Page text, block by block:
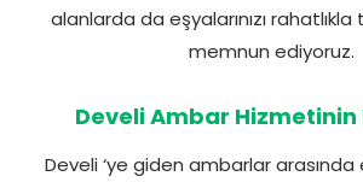
alanlarda da eşyalarınızı rahatlıkla
memnun ediyoruz.
Develi Ambar Hizmetinin
Develi ‘ye giden ambarlar